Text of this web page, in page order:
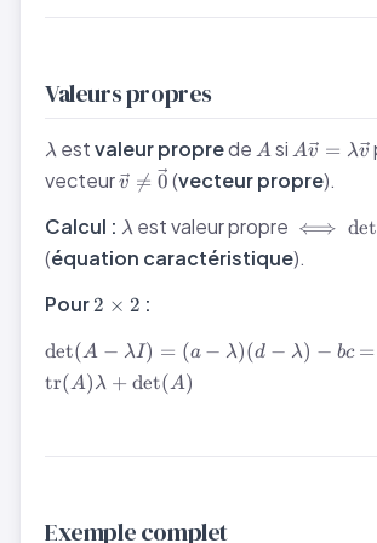
Valeurs propres
\lambda
λ estvaleur proprede A
Asi Av = λv
vecteur\vec{v}
\neq
\vec{0}
v 
= 0(vecteur propre).
Calcul : \lambda
λ est valeur propre \iff
\det(A -
\lambda
⟺ det
(équation caractéristique).
Pour2\times2
2 × 2 :
\det(A -
\lambda I)
= (a-
det(A − λI) = (a − λ)(d − λ) − bc =
tr(A)λ + det(A)
Exemple complet